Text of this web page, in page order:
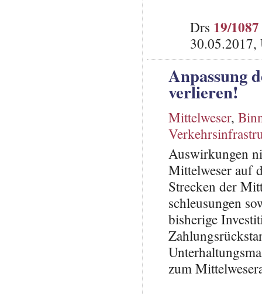
Drs 19/1087
30.05.2017,
Anpassung
verlieren!
Mittelweser,
Auswirkungen
Mittelweser auf
Strecken der
schleusungen
bisherige
zum